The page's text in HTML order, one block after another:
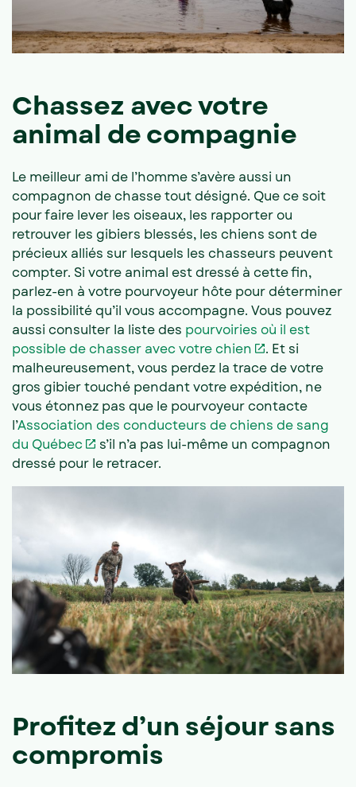
Chassez avec votre
animal de compagnie
Le meilleur ami de l’homme s’avère aussi un
compagnon de chasse tout désigné. Que ce soit
pour faire lever les oiseaux, les rapporter ou
retrouver les gibiers blessés, les chiens sont de
précieux alliés sur lesquels les chasseurs peuvent
compter. Si votre animal est dressé à cette fin,
parlez-en à votre pourvoyeur hôte pour déterminer
la possibilité qu’il vous accompagne. Vous pouvez
aussi consulter la liste des pourvoiries où il est
possible de chasser avec votre chien
. Et si
malheureusement, vous perdez la trace de votre
gros gibier touché pendant votre expédition, ne
vous étonnez pas que le pourvoyeur contacte
l’Association des conducteurs de chiens de sang
du Québec
s’il n’a pas lui-même un compagnon
dressé pour le retracer.
Profitez d’un séjour sans
compromis